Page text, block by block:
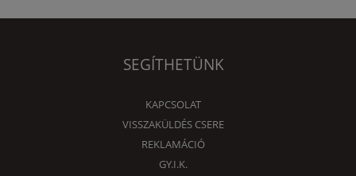
SEGÍTHETÜNK
KAPCSOLAT
VISSZAKÜLDÉS CSERE
REKLAMÁCIÓ
GY.I.K.